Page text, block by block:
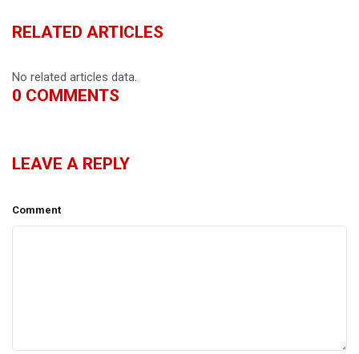
RELATED ARTICLES
No related articles data.
0 COMMENTS
LEAVE A REPLY
Comment